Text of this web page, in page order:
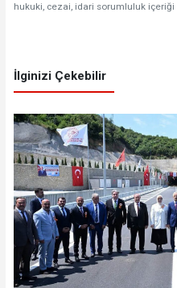
hukuki, cezai, idari sorumluluk
İlginizi Çekebilir